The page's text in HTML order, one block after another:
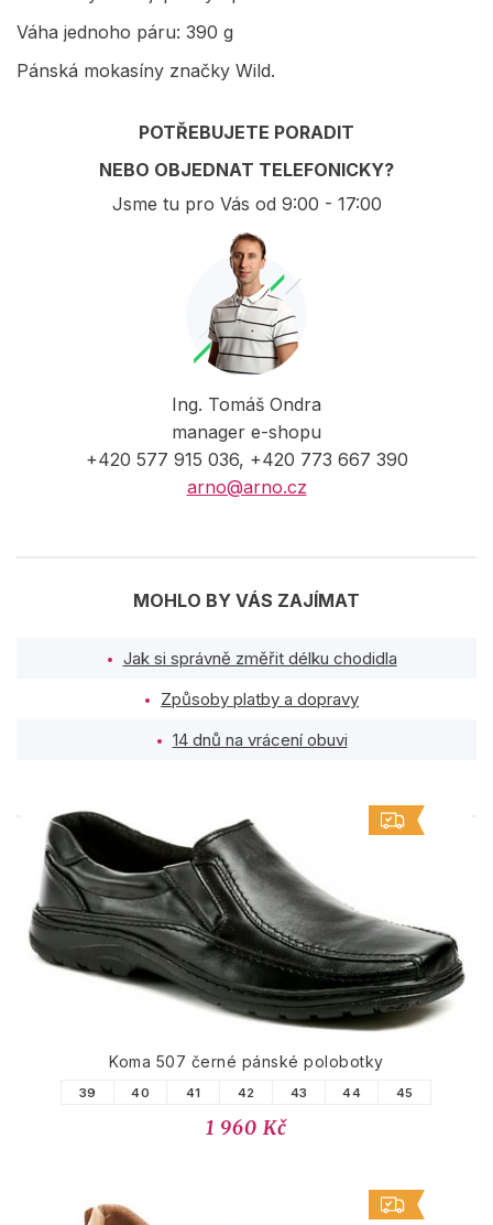
Váha jednoho páru: 390 g
Pánská mokasíny značky Wild.
POTŘEBUJETE PORADIT
NEBO OBJEDNAT TELEFONICKY?
Jsme tu pro Vás od 9:00 - 17:00
Ing. Tomáš Ondra
manager e-shopu
+420 577 915 036, +420 773 667 390
arno@arno.cz
MOHLO BY VÁS ZAJÍMAT
Jak si správně změřit délku chodidla
Způsoby platby a dopravy
14 dnů na vrácení obuvi
PODOBNÉ PRODUKTY
Koma 507 černé pánské polobotky
39 40 41 42 43 44 45
1 960 Kč